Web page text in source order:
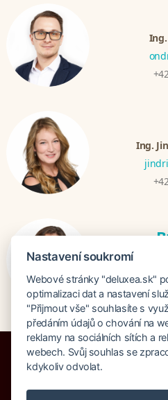
Ing.
Nastavení soukromí
Webové stránky "deluxea.sk"
optimalizaci dat a nastavení
"Přijmout vše" souhlasíte s
předáním údajů o chování na
reklamy na sociálních sítích a
webech. Svůj souhlas se
kdykoliv odvolat.